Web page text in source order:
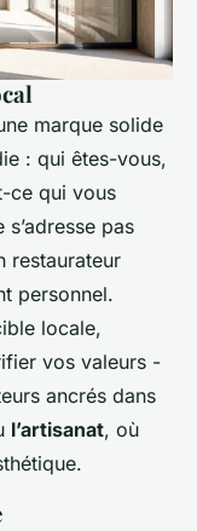
marque solide
: qui êtes-vous,
ce qui vous
pas
restaurateur
personnel.
locale,
vos valeurs -
ancrés dans
l’artisanat, où